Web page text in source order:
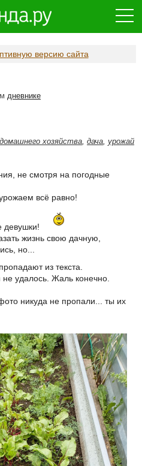
версию сайта
дневнике
хозяйства, дача, урожай
не смотря на погодные
всё равно!
девушки!
жизнь свою дачную,
но...
из текста.
удалось. Жаль конечно.
никуда не пропали... ты их